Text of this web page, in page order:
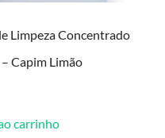
Limpeza Concentrado
Capim Limão
carrinho